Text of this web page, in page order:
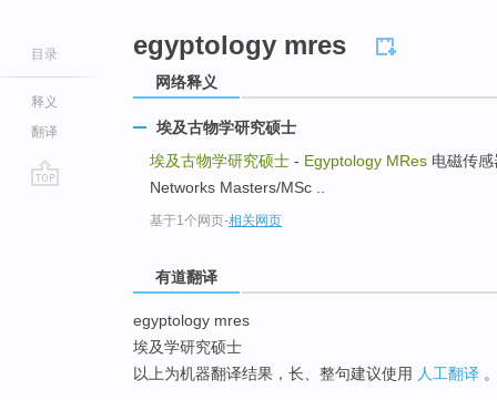
目录
释义
翻译
egyptology mres
网络释义
埃及古物学研究硕士
埃及古物学研究硕士 - Egyptology MRes 电磁传
Networks Masters/MSc ..
基于1个网页-相关网页
有道翻译
egyptology mres
埃及学研究硕士
以上为机器翻译结果，长、整句建议使用 人工翻译